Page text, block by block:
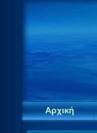
Αρχική